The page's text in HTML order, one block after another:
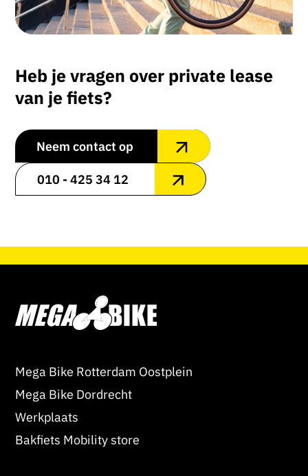
Heb je vragen over private lease
van je fiets?
Neem contact op
010 - 425 34 12
Mega Bike Rotterdam Oostplein
Mega Bike Dordrecht
Werkplaats
Bakfiets Mobility store